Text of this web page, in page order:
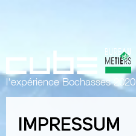
l'expérience Bochasses 2020
IMPRESSUM